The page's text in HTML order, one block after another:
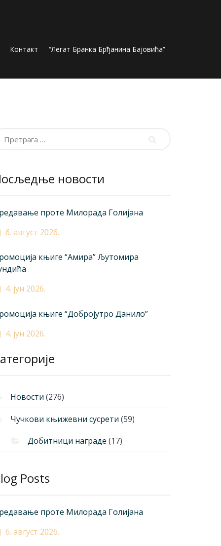
Контакт “Легат Бранка Брђанина Бајовића”
новости
проте Милорада Голијана
6. август 2026.
књиге “Амира” Љутомира
4. јун 2026.
књиге “Добројутро Данило”
4. јун 2026.
Новости (276)
Чучкови књижевни сусрети (59)
Добитници награде (17)
Posts
проте Милорада Голијана
6. август 2026.